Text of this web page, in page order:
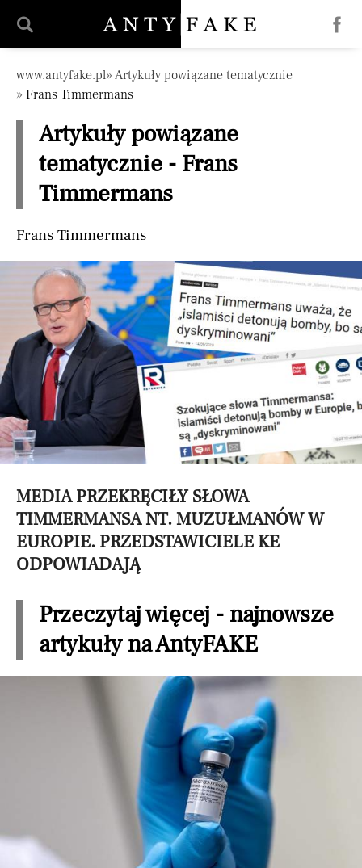
Pomiń nawigację
www.antyfake.pl Artykuły powiązane tematycznie
Frans Timmermans
Artykuły powiązane
tematycznie - Frans
Timmermans
Frans Timmermans
MEDIA PRZEKRĘCIŁY SŁOWA
TIMMERMANSA NT. MUZUŁMANÓW W
EUROPIE. PRZEDSTAWICIELE KE
ODPOWIADAJĄ
Przeczytaj więcej - najnowsze
artykuły na AntyFAKE